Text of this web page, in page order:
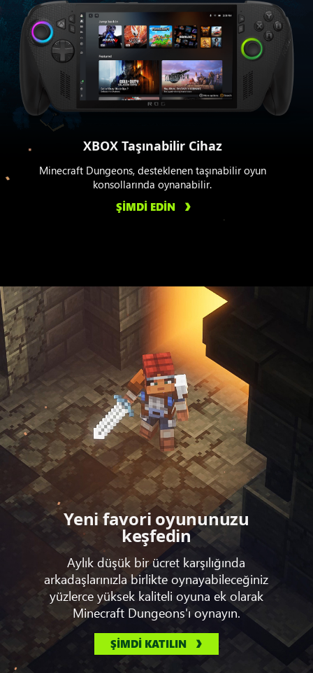
XBOX Taşınabilir Cihaz
Minecraft Dungeons, desteklenen taşınabilir oyun
konsollarında oynanabilir.
ŞİMDİ EDİN
Yeni favori oyununuzu
keşfedin
Aylık düşük bir ücret karşılığında
arkadaşlarınızla birlikte oynayabileceğiniz
yüzlerce yüksek kaliteli oyuna ek olarak
Minecraft Dungeons'ı oynayın.
ŞİMDİ KATILIN